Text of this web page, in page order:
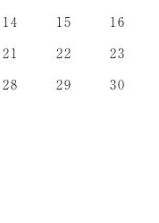
14 15
16
21 22
23
28 29
30